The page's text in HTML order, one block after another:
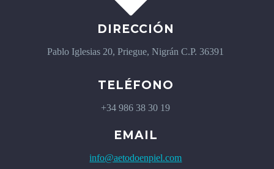
DIRECCIÓN
Pablo Iglesias 20, Priegue, Nigrán C.P. 36391
TELÉFONO
+34 986 38 30 19
EMAIL
info@aetodoenpiel.com